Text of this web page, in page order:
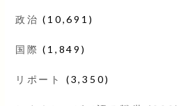
政治 (10,691)
国際 (1,849)
リポート (3,350)